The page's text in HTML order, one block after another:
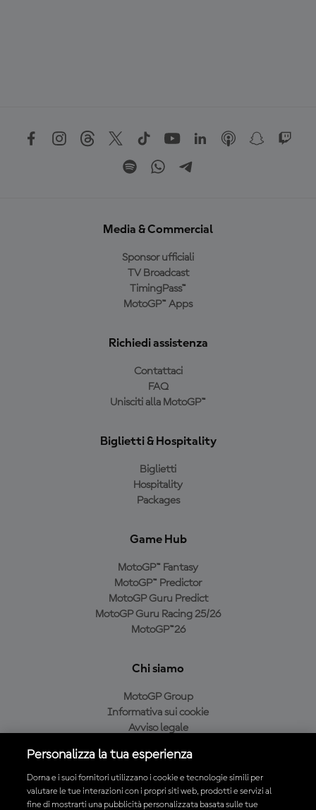
Media & Commercial
Sponsor ufficiali
TV Broadcast
TimingPass™
MotoGP™ Apps
Richiedi assistenza
Contattaci
FAQ
Unisciti alla MotoGP™
Biglietti & Hospitality
Biglietti
Hospitality
Packages
Game Hub
MotoGP™ Fantasy
MotoGP™ Predictor
MotoGP Guru Predict
MotoGP Guru Racing 25/26
MotoGP™26
Chi siamo
MotoGP Group
Informativa sui cookie
Avviso legale
Condizioni di acquisto
Personalizza la tua esperienza
Dorna e i suoi fornitori utilizzano i cookie e tecnologie simili per
valutare le tue interazioni con i propri siti web, prodotti e servizi al
fine di mostrarti una pubblicità personalizzata basata sulle tue